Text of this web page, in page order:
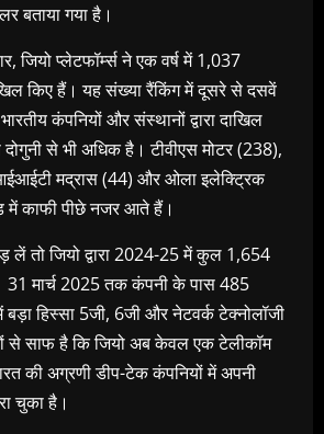
बताया गया है।
जियो प्लेटफॉर्म्स ने एक वर्ष में 1,037
किए हैं। यह संख्या रैंकिंग में दूसरे से दसवें
कंपनियों और संस्थानों द्वारा दाखिल
से भी अधिक है। टीवीएस मोटर (238),
मद्रास (44) और ओला इलेक्ट्रिक
में काफी पीछे नजर आते हैं।
लें तो जियो द्वारा 2024-25 में कुल 1,654
मार्च 2025 तक कंपनी के पास 485
हिस्सा 5जी, 6जी और नेटवर्क टेक्नोलॉजी
साफ है कि जियो अब केवल एक टेलीकॉम
की अग्रणी डीप-टेक कंपनियों में अपनी
चुका है।